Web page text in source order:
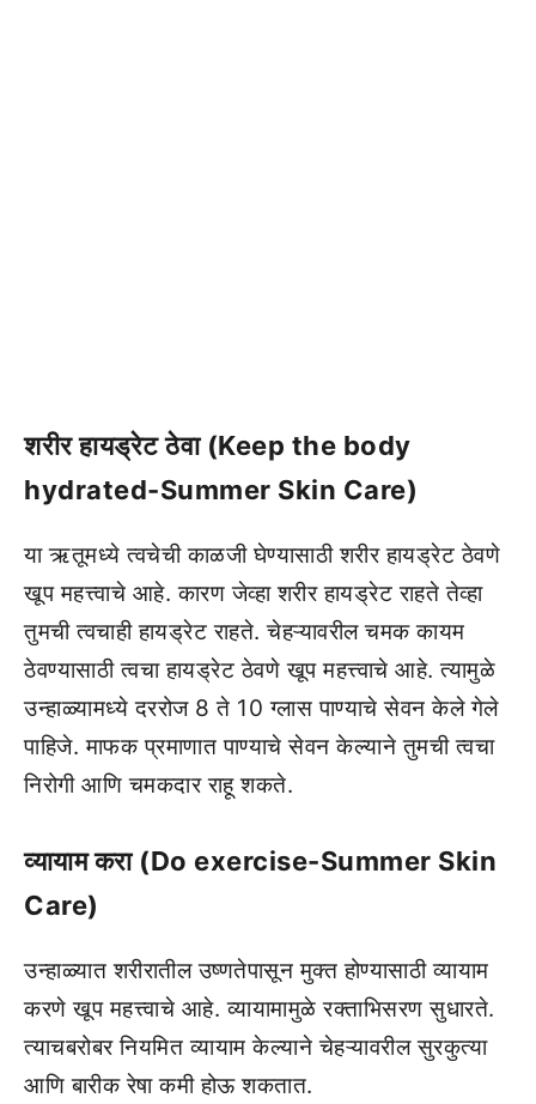
शरीर हायड्रेट ठेवा (Keep the body
hydrated-Summer Skin Care)
या ऋतूमध्ये त्वचेची काळजी घेण्यासाठी शरीर हायड्रेट ठेवणे
खूप महत्त्वाचे आहे. कारण जेव्हा शरीर हायड्रेट राहते तेव्हा
तुमची त्वचाही हायड्रेट राहते. चेहऱ्यावरील चमक कायम
ठेवण्यासाठी त्वचा हायड्रेट ठेवणे खूप महत्त्वाचे आहे. त्यामुळे
उन्हाळ्यामध्ये दररोज 8 ते 10 ग्लास पाण्याचे सेवन केले गेले
पाहिजे. माफक प्रमाणात पाण्याचे सेवन केल्याने तुमची त्वचा
निरोगी आणि चमकदार राहू शकते.
व्यायाम करा (Do exercise-Summer Skin
Care)
उन्हाळ्यात शरीरातील उष्णतेपासून मुक्त होण्यासाठी व्यायाम
करणे खूप महत्त्वाचे आहे. व्यायामामुळे रक्ताभिसरण सुधारते.
त्याचबरोबर नियमित व्यायाम केल्याने चेहऱ्यावरील सुरकुत्या
आणि बारीक रेषा कमी होऊ शकतात.